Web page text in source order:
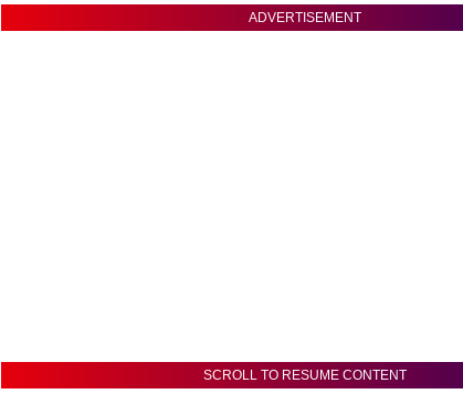
ADVERTISEMENT
SCROLL TO RESUME CONTENT